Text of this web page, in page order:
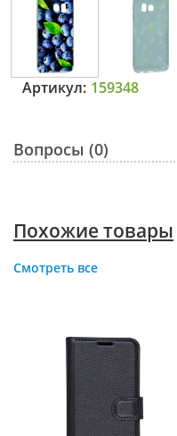
Артикул: 159348
Вопросы (0)
Похожие товары
Смотреть все